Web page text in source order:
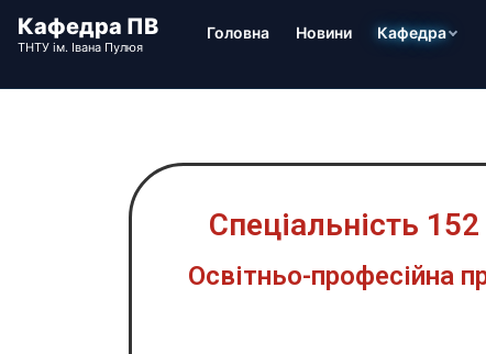
Головна Новини Кафедра
Спеціальність
Освітньо-професійна